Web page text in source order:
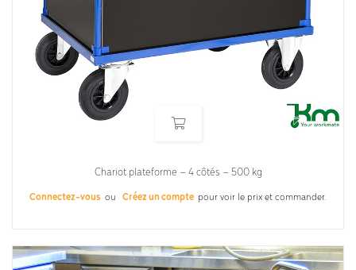
Chariot plateforme – 4 côtés – 500 kg
Connectez-vous ou Créez un compte pour voir le prix et commander.